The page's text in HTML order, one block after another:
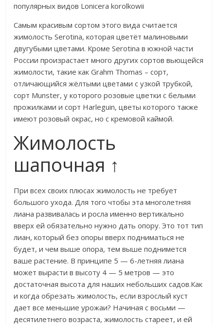
популярных видов ​​Lonicera korolkowii​
​Самым красивым сортом этого вида считается
жимолость Serotina, которая цветёт малиновыми
двугубыми цветами. Кроме Serotina в южной части
России произрастает много других сортов вьющейся
жимолости, такие как Grahm Thomas – сорт,
отличающийся жёлтыми цветами с узкой трубкой,
сорт Munster, у которого розовые цветки с белыми
прожилками и сорт Harleguin, цветы которого также
имеют розовый окрас, но с кремовой каймой.​
Жимолость
шапочная ↑
​При всех своих плюсах жимолость не требует
большого ухода. Для того чтобы эта многолетняя
лиана развивалась и росла именно вертикально
вверх ей обязательно нужно дать опору. Это тот тип
лиан, который без опоры вверх подниматься не
будет, и чем выше опора, тем выше поднимется
ваше растение. В принципе 5 — 6-летняя лиана
может вырасти в высоту 4 — 5 метров — это
достаточная высота для наших небольших садов.​​Как
и когда обрезать жимолость, если взрослый куст
дает все меньшие урожаи? Начиная с восьми —
десятилетнего возраста, жимолость стареет, и ей